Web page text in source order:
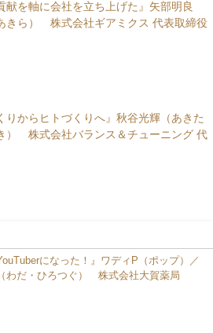
献を軸に会社を立ち上げた』矢部明良
きら） 株式会社ギアミクス 代表取締役
りからヒトづくりへ』秋谷光輝（あきた
） 株式会社バランス＆チューニング 代
になった！』ワディP（ポップ）／
わだ・ひろつぐ） 株式会社大賀薬局